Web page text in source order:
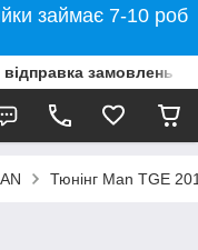
займає 7-10 роб
відправка замовлень
Тюнінг Man TGE